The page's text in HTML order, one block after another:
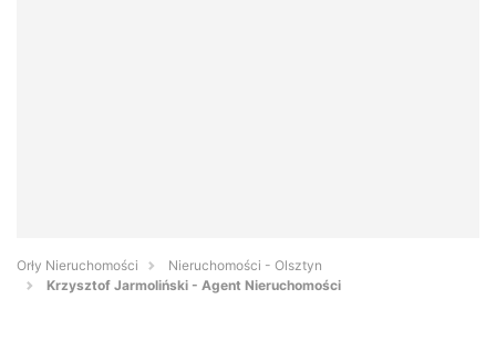
Orły Nieruchomości
Nieruchomości - Olsztyn
Krzysztof Jarmoliński - Agent Nieruchomości